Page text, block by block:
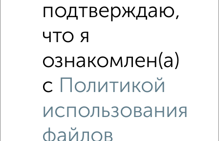
Рядом, с меньшей ценой
Недалеко от Двинская 7 с ценой ниже
подтверждаю,
что я
ознакомлен(а)
с Политикой
использования
файлов